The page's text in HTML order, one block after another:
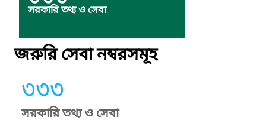
সরকারি তথ্য ও সেবা
জরুরি সেবা নম্বরসমূহ
৩৩৩
সরকারি তথ্য ও সেবা